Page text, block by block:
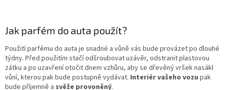
Jak parfém do auta použít?
Použití parfému do auta je snadné a vůně vás bude provázet po dlouhé
týdny. Před použitím stačí odšroubovat uzávěr, odstranit plastovou
zátku a po uzavření otočit dnem vzhůru, aby se dřevěný vršek nasákl
vůní, kterou pak bude postupně vydávat. Interiér vašeho vozu pak
bude příjemně a svěže provoněný.